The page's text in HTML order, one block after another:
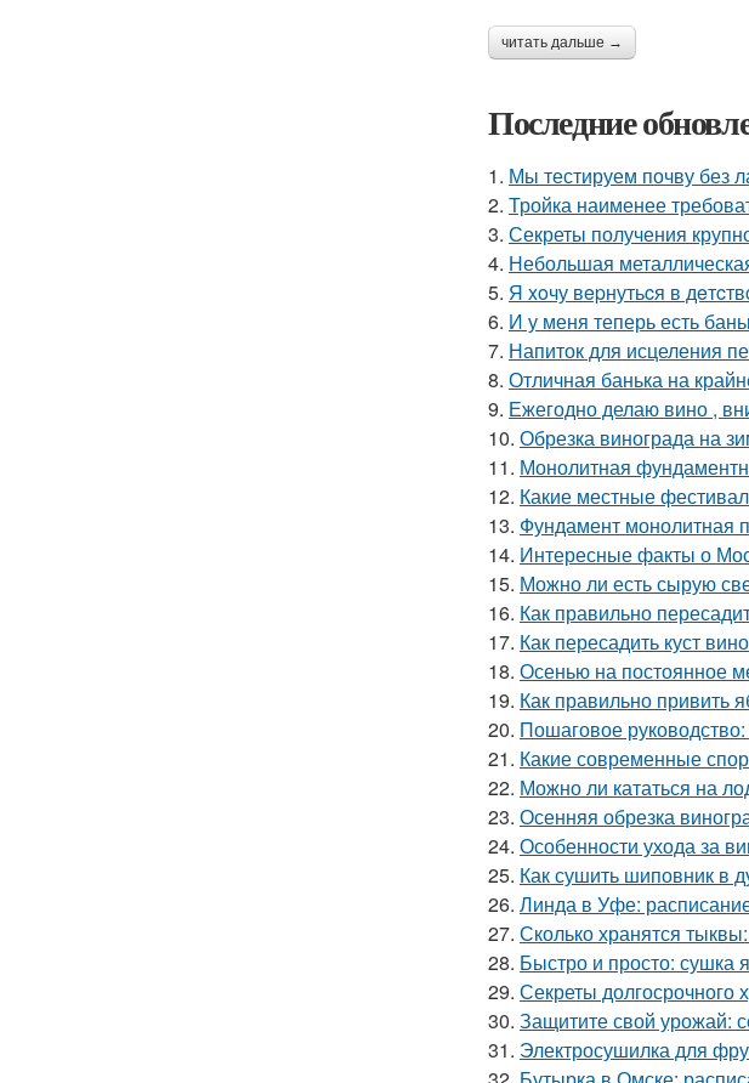
читать дальше →
Последние
1. Мы тестируем почву без
2. Тройка наименее
3. Секреты получения
4. Небольшая
5. Я xoчу вepнутьcя в
6. И у меня теперь есть
7. Напиток для исцеления
8. Отличная банька на
9. Ежегодно делаю вино ,
10. Обрезка винограда на
11. Монолитная
12. Какие местные
13. Фундамент монолитная
14. Интересные факты о
15. Можно ли есть сырую
16. Как правильно
17. Как пересадить куст
18. Осенью на постоянное
19. Как правильно привить
20. Пошаговое
21. Какие современные
22. Можно ли кататься на
23. Осенняя обрезка
24. Особенности ухода за
25. Как сушить шиповник в
26. Линда в Уфе:
27. Сколько хранятся
28. Быстро и просто: сушка
29. Секреты долгосрочного
30. Защитите свой урожай:
31. Электросушилка для